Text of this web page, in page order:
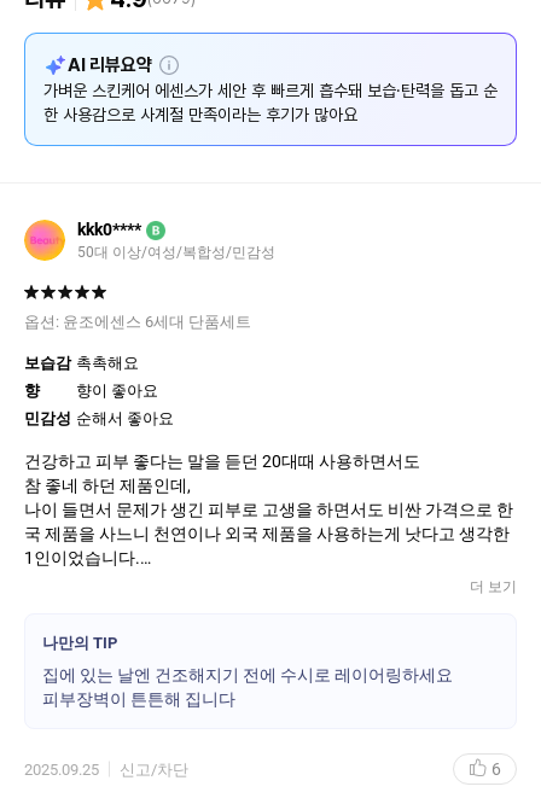
AI 리뷰요약 설
명
가벼운 스킨케어 에센스가 세안 후 빠르게 흡수돼 보습·탄력을 돕고 순
한 사용감으로 사계절 만족이라는 후기가 많아요
kkk0**** B
50대 이상/여성/복합성/민감성
옵션: 윤조에센스 6세대 단품세트
보습감 촉촉해요
향
향이 좋아요
민감성 순해서 좋아요
건강하고 피부 좋다는 말을 듣던 20대때 사용하면서도
참 좋네 하던 제품인데,
나이 들면서 문제가 생긴 피부로 고생을 하면서도 비싼 가격으로 한
국 제품을 사느니 천연이나 외국 제품을 사용하는게 낫다고 생각한
1인이었습니다.
얼굴 피부가 가렵고 진물도 난 후, 피부 장벽에 문제가 생겨 몇 년째
얇아져버린 피부로 인해 민감하고 극건성이 되어 미세주름과 붉고,
건조함으로 요철까지 생겨 피부화장조차 안먹는 피부가 되어 기초,
메이크업 다 먹지를 않아 고생이었습니다.
이제는 내가 고쳐줄께요! 라는 샵주인의 말을 듣고 다녀야 했습니
다.
더 보기
나만의 TIP
집에 있는 날엔 건조해지기 전에 수시로 레이어링하세요
피부장벽이 튼튼해 집니다
2025.09.25 신고/차단 6